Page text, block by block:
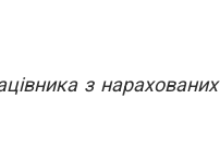
з нарахованих